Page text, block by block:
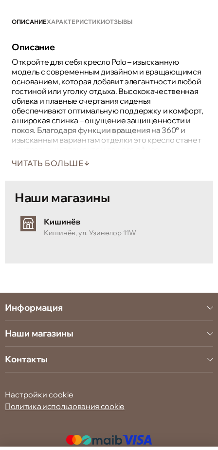
ОПИСАНИЕХАРАКТЕРИСТИКИОТЗЫВЫ
Описание
Откройте для себя кресло Polo – изысканную
модель с современным дизайном и вращающимся
основанием, которая добавит элегантности любой
гостиной или уголку отдыха. Высококачественная
обивка и плавные очертания сиденья
обеспечивают оптимальную поддержку и комфорт,
а широкая спинка – ощущение защищенности и
покоя. Благодаря функции вращения на 360° и
изысканным вариантам отделки это кресло станет
ЧИТАТЬ БОЛЬШЕ
Наши магазины
Кишинёв
Кишинёв, ул. Узинелор 11W
Информация
Наши магазины
Контакты
Настройки cookie
Политика использования cookie